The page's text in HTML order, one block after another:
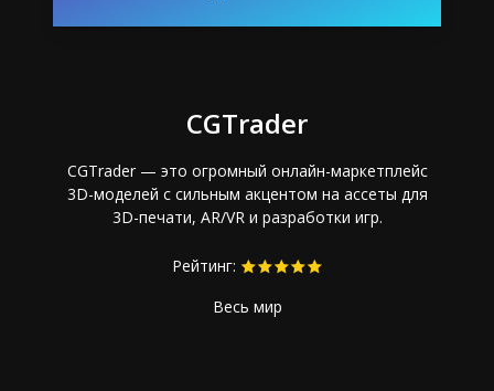
CGTrader
CGTrader — это огромный онлайн-маркетплейс
3D-моделей с сильным акцентом на ассеты для
3D-печати, AR/VR и разработки игр.
Рейтинг:
Весь мир